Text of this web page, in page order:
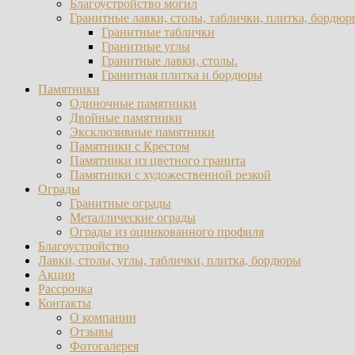
Благоустройство могил
Гранитные лавки, столы, таблички, плитка,
Гранитные таблички
Гранитные углы
Гранитные лавки, столы.
Гранитная плитка и бордюры
Памятники
Одиночные памятники
Двойные памятники
Эксклюзивные памятники
Памятники с Крестом
Памятники из цветного гранита
Памятники с художественной резкой
Ограды
Гранитные ограды
Металлические ограды
Ограды из оцинкованного профиля
Благоустройство
Лавки, столы, углы, таблички, плитка, бордюры
Акции
Рассрочка
Контакты
О компании
Отзывы
Фотогалерея